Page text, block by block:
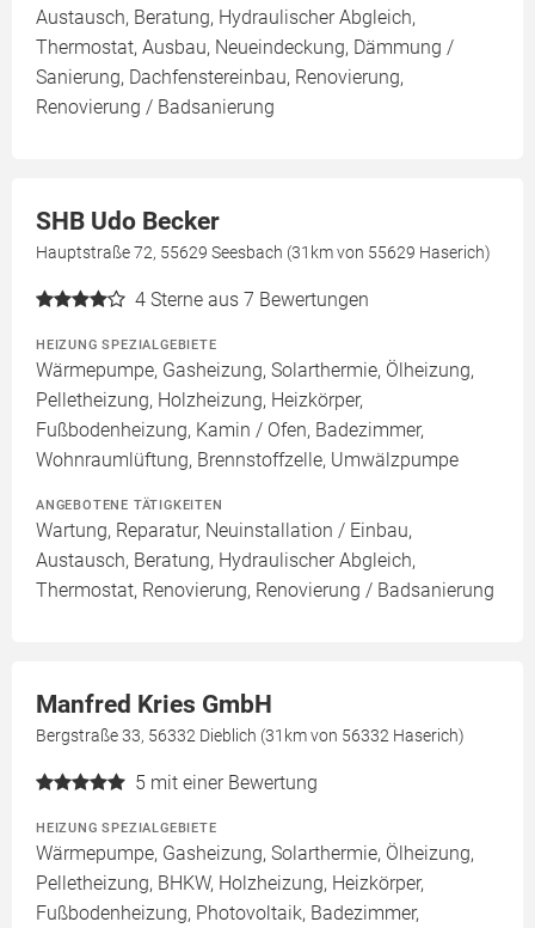
Austausch, Beratung, Hydraulischer Abgleich,
Thermostat, Ausbau, Neueindeckung, Dämmung /
Sanierung, Dachfenstereinbau, Renovierung,
Renovierung / Badsanierung
SHB Udo Becker
Hauptstraße 72, 55629 Seesbach (31km von 55629 Haserich)
4 Sterne aus 7 Bewertungen
HEIZUNG SPEZIALGEBIETE
Wärmepumpe, Gasheizung, Solarthermie, Ölheizung,
Pelletheizung, Holzheizung, Heizkörper,
Fußbodenheizung, Kamin / Ofen, Badezimmer,
Wohnraumlüftung, Brennstoffzelle, Umwälzpumpe
ANGEBOTENE TÄTIGKEITEN
Wartung, Reparatur, Neuinstallation / Einbau,
Austausch, Beratung, Hydraulischer Abgleich,
Thermostat, Renovierung, Renovierung / Badsanierung
Manfred Kries GmbH
Bergstraße 33, 56332 Dieblich (31km von 56332 Haserich)
5 mit einer Bewertung
HEIZUNG SPEZIALGEBIETE
Wärmepumpe, Gasheizung, Solarthermie, Ölheizung,
Pelletheizung, BHKW, Holzheizung, Heizkörper,
Fußbodenheizung, Photovoltaik, Badezimmer,